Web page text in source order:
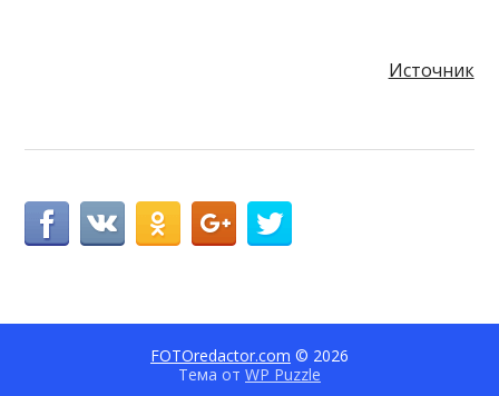
Источник
FOTOredactor.com © 2026
Тема от WP Puzzle